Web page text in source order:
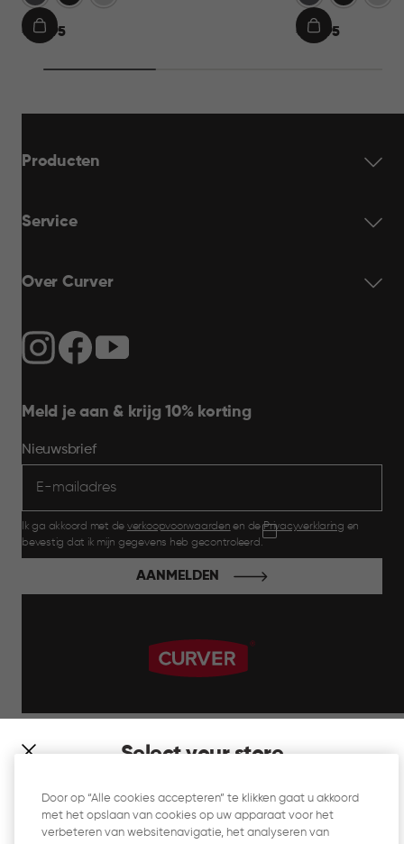
Select your store
which store would you like to shop?
€€ 69,95
IN
€€ 69,95
IN
Producten
Service
Over Curver
Meld je aan & krijg 10% korting
Nieuwsbrief
Ik ga akkoord met de verkoopvoorwaarden en dePrivacyverklaring en
bevestig dat ik mijn gegevens heb gecontroleerd.
AANMELDEN
Website Gebruiksvoorwaarden
Door op “Alle cookies accepteren” te klikken gaat u akkoord
met het opslaan van cookies op uw apparaat voor het
verbeteren van websitenavigatie, het analyseren van